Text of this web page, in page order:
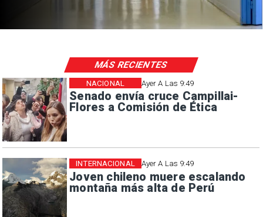
Ayer A Las 9:49
Senado envía cruce Campillai-
Flores a Comisión de Ética
NACIONAL
Ayer A Las 9:49
Joven chileno muere escalando
montaña más alta de Perú
INTERNACIONAL
MÁS RECIENTES